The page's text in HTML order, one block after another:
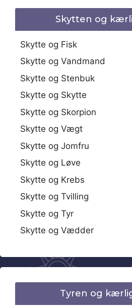
Skytten og
Skytte og Fisk
Skytte og Vandmand
Skytte og Stenbuk
Skytte og Skytte
Skytte og Skorpion
Skytte og Vægt
Skytte og Jomfru
Skytte og Løve
Skytte og Krebs
Skytte og Tvilling
Skytte og Tyr
Skytte og Vædder
Tyren og